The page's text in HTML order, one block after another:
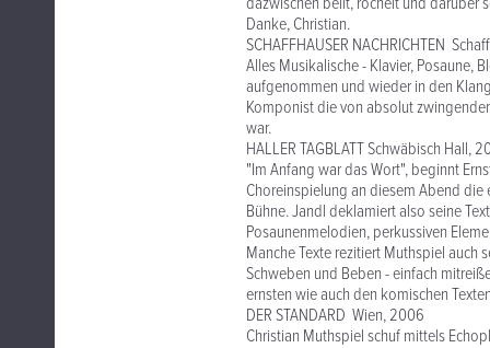
Danke, Christian.
SCHAFFHAUSER NACHRICHTEN
Alles Musikalische - Klavier, Posaune,
aufgenommen und wieder in den
Komponist die von absolut
war.
HALLER TAGBLATT Schwäbisch Hall,
"Im Anfang war das Wort", beginnt
Choreinspielung an diesem Abend
Bühne. Jandl deklamiert also seine
Posaunenmelodien, perkussiven
Manche Texte rezitiert Muthspiel auch
Schweben und Beben - einfach
ernsten wie auch den komischen
DER STANDARD Wien, 2006
Christian Muthspiel schuf mittels